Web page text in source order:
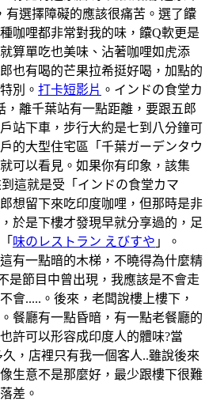
選擇障礙的應該很痛苦。選了饢
咖哩都非常對我的味，饢Q軟更是
算單吃也美味、沾著咖哩如虎添
也有喝的芒果拉希挺好喝，加點的
別。 打卡短影片 。インドの食堂カ
，離千葉站有一點距離，要跟五郎
站下車，步行大約是七到八分鐘可
的大型住宅區「千葉ガーデンタウ
可以看見。如果你有印象，該集
這就是受「インドの食堂カマ
想留下來吃印度咖哩，但那時是非
於是下樓才發現早就分享過的，足
味のレストラン えびすや 」。
有一點暗的木梯，不曉得為什麼精
是節目中曾出現，我應該是不會走
會.....。後來，老闆說樓上樓下，
餐廳有一點昏暗，有一點老餐廳的
許可以形容成印度人的體味?當
，店裡只有我一個客人..雖說後來
生意不是那麼好，最少跟樓下很難
差。